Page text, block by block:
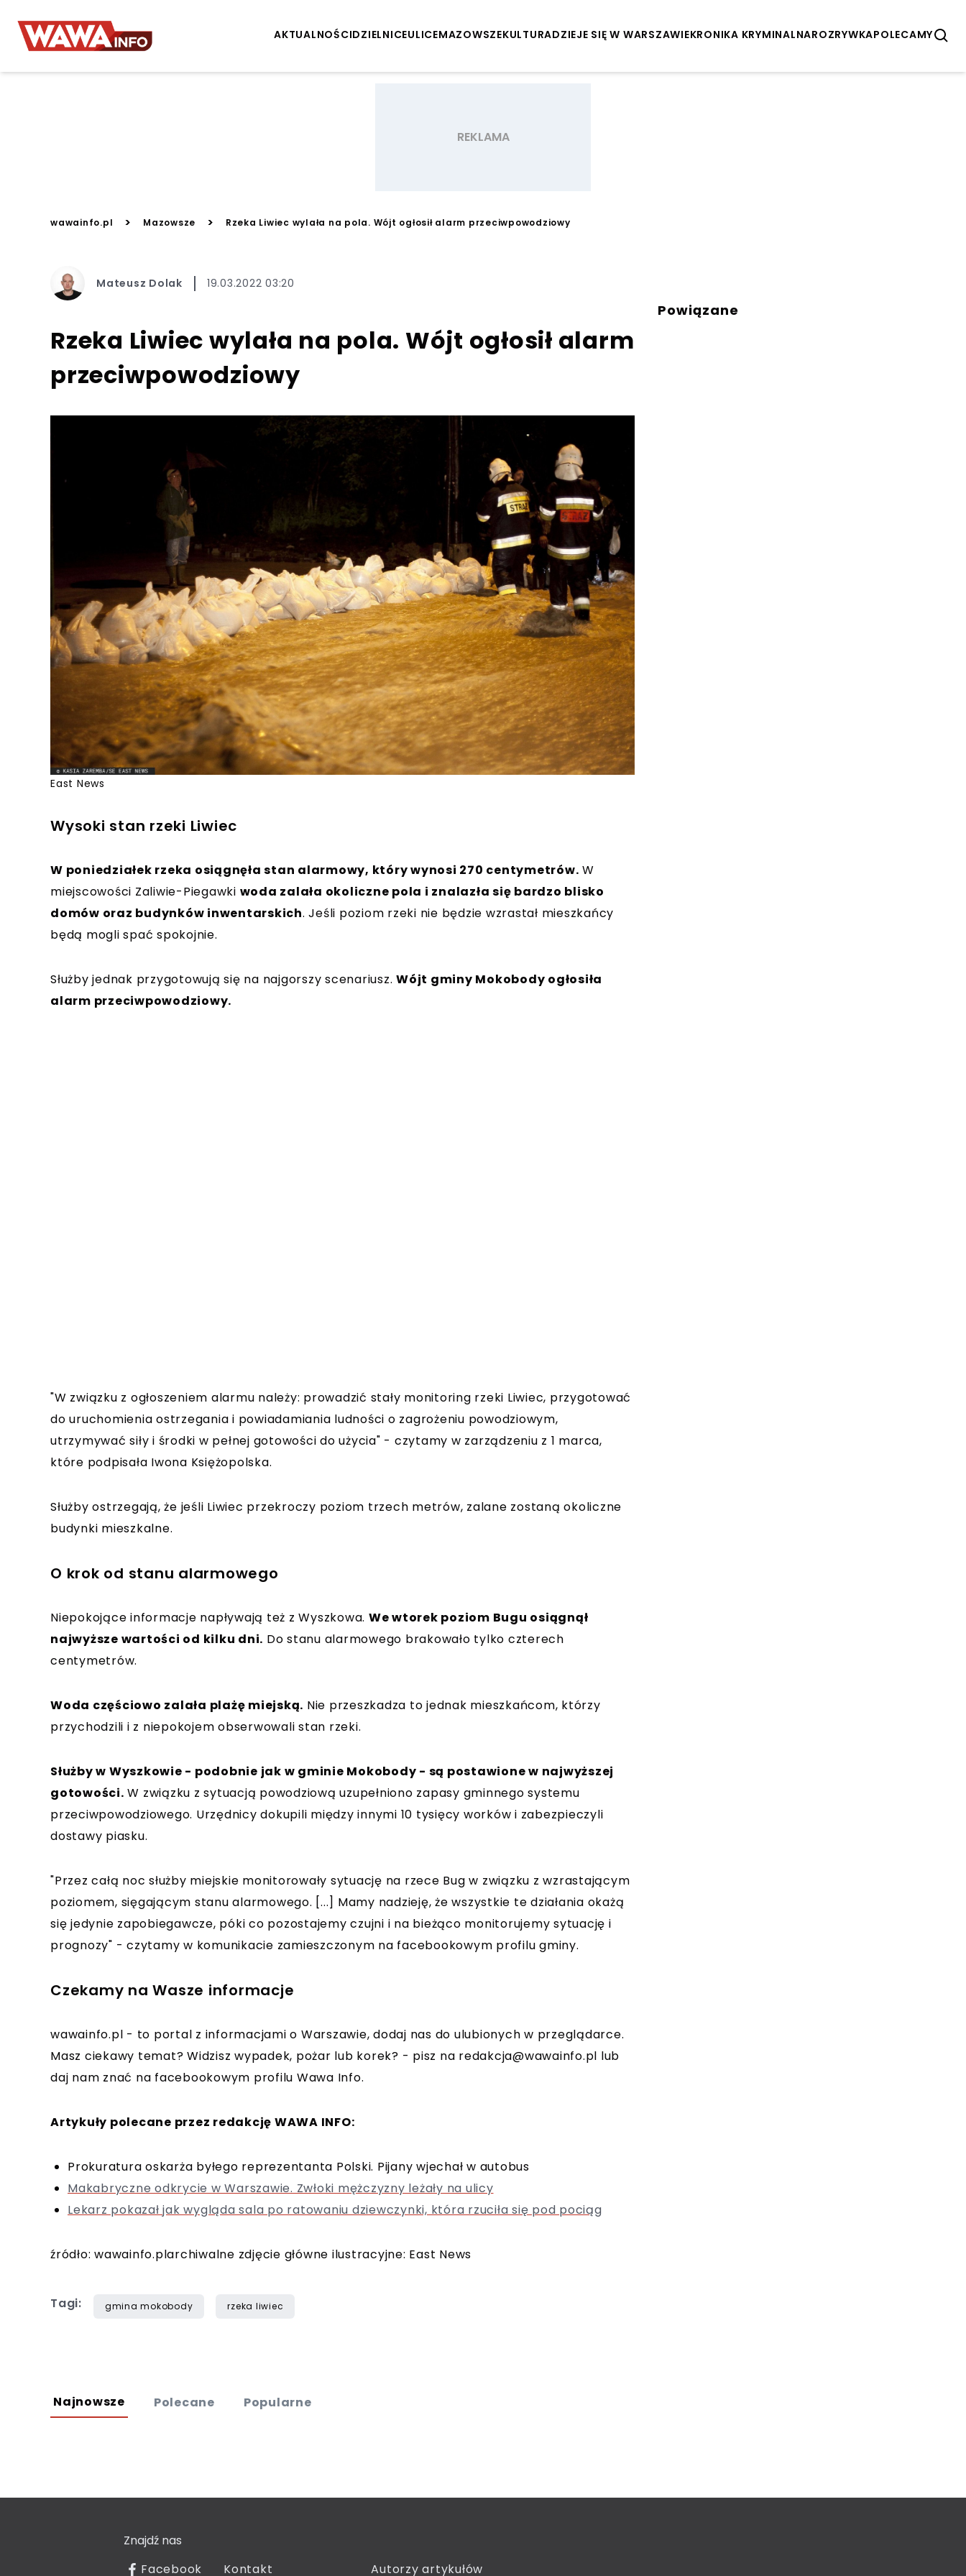
AKTUALNOŚCIDZIELNICEULICEMAZOWSZEKULTURADZIEJE SIĘ W WARSZAWIEKRONIKA KRYMINALNAROZRYWKAPOLECAMY
wawainfo.pl > Mazowsze > Rzeka Liwiec wylała na pola. Wójt ogłosił alarm przeciwpowodziowy
Mateusz Dolak 19.03.2022 03:20
Rzeka Liwiec wylała na pola. Wójt ogłosił alarm
przeciwpowodziowy
East News
Wysoki stan rzeki Liwiec
W poniedziałek rzeka osiągnęła stan alarmowy, który wynosi 270 centymetrów. W
miejscowości Zaliwie-Piegawki woda zalała okoliczne pola i znalazła się bardzo blisko
domów oraz budynków inwentarskich. Jeśli poziom rzeki nie będzie wzrastał mieszkańcy
będą mogli spać spokojnie.
Służby jednak przygotowują się na najgorszy scenariusz. Wójt gminy Mokobody ogłosiła
alarm przeciwpowodziowy.
"W związku z ogłoszeniem alarmu należy: prowadzić stały monitoring rzeki Liwiec, przygotować
do uruchomienia ostrzegania i powiadamiania ludności o zagrożeniu powodziowym,
utrzymywać siły i środki w pełnej gotowości do użycia" - czytamy w zarządzeniu z 1 marca,
które podpisała Iwona Księżopolska.
Służby ostrzegają, że jeśli Liwiec przekroczy poziom trzech metrów, zalane zostaną okoliczne
budynki mieszkalne.
O krok od stanu alarmowego
Niepokojące informacje napływają też z Wyszkowa. We wtorek poziom Bugu osiągnął
najwyższe wartości od kilku dni. Do stanu alarmowego brakowało tylko czterech
centymetrów.
Woda częściowo zalała plażę miejską. Nie przeszkadza to jednak mieszkańcom, którzy
przychodzili i z niepokojem obserwowali stan rzeki.
Służby w Wyszkowie - podobnie jak w gminie Mokobody - są postawione w najwyższej
gotowości. W związku z sytuacją powodziową uzupełniono zapasy gminnego systemu
przeciwpowodziowego. Urzędnicy dokupili między innymi 10 tysięcy worków i zabezpieczyli
dostawy piasku.
"Przez całą noc służby miejskie monitorowały sytuację na rzece Bug w związku z wzrastającym
poziomem, sięgającym stanu alarmowego. [...] Mamy nadzieję, że wszystkie te działania okażą
się jedynie zapobiegawcze, póki co pozostajemy czujni i na bieżąco monitorujemy sytuację i
prognozy" - czytamy w komunikacie zamieszczonym na facebookowym profilu gminy.
Czekamy na Wasze informacje
wawainfo.pl - to portal z informacjami o Warszawie, dodaj nas do ulubionych w przeglądarce.
Masz ciekawy temat? Widzisz wypadek, pożar lub korek? - pisz na redakcja@wawainfo.pl lub
daj nam znać na facebookowym profilu Wawa Info.
Artykuły polecane przez redakcję WAWA INFO:
Prokuratura oskarża byłego reprezentanta Polski. Pijany wjechał w autobus
Makabryczne odkrycie w Warszawie. Zwłoki mężczyzny leżały na ulicy
Lekarz pokazał jak wygląda sala po ratowaniu dziewczynki, która rzuciła się pod pociąg
źródło: wawainfo.plarchiwalne zdjęcie główne ilustracyjne: East News
Tagi: gmina mokobody rzeka liwiec
Powiązane
Najnowsze Polecane Popularne
Znajdź nas
Facebook
Kontakt Autorzy artykułów